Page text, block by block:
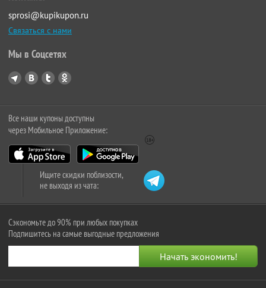
sprosi@kupikupon.ru
Связаться с нами
Мы в Соцсетях
Все наши купоны доступны
через Мобильное Приложение:
Ищите скидки поблизости,
не выходя из чата:
Сэкономьте до 90% при любых покупках
Подпишитесь на самые выгодные предложения